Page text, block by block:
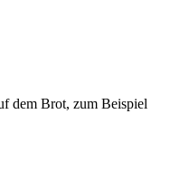
dem Brot, zum Beispiel